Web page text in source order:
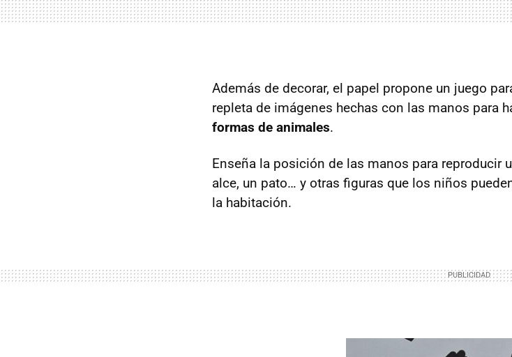
Además de decorar, el papel propone un juego
repleta de imágenes hechas con las manos para
formas de animales.
Enseña la posición de las manos para reproducir
alce, un pato… y otras figuras que los niños
la habitación.